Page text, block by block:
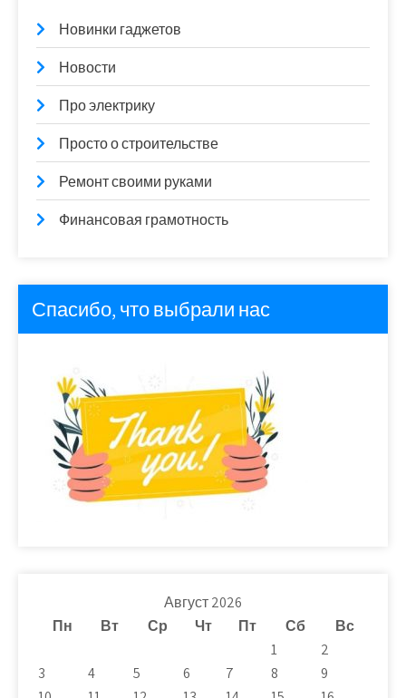
Новинки гаджетов
Новости
Про электрику
Просто о строительстве
Ремонт своими руками
Финансовая грамотность
Спасибо, что выбрали нас
Август 2026
Пн
Вт Ср Чт Пт Сб
Вс
1
2
3
4 5 6 7 8
9